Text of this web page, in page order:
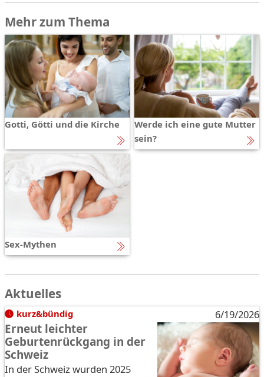
Mehr zum Thema
Gotti, Götti und die Kirche
Werde ich eine gute Mutter
sein?
Sex-Mythen
Aktuelles
kurz&bündig 6/19/2026
Erneut leichter
Geburtenrückgang in der
Schweiz
In der Schweiz wurden 2025